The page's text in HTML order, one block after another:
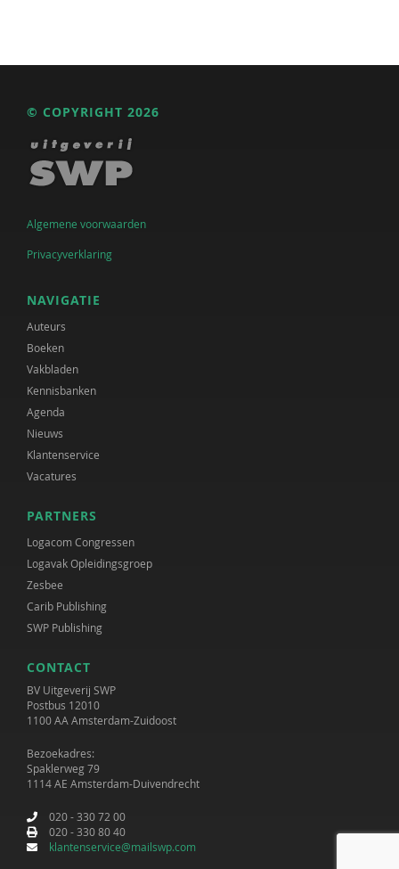
© COPYRIGHT 2026
Algemene voorwaarden
Privacyverklaring
NAVIGATIE
Auteurs
Boeken
Vakbladen
Kennisbanken
Agenda
Nieuws
Klantenservice
Vacatures
PARTNERS
Logacom Congressen
Logavak Opleidingsgroep
Zesbee
Carib Publishing
SWP Publishing
CONTACT
BV Uitgeverij SWP
Postbus 12010
1100 AA Amsterdam-Zuidoost
Bezoekadres:
Spaklerweg 79
1114 AE Amsterdam-Duivendrecht
020 - 330 72 00
020 - 330 80 40
klantenservice@mailswp.com